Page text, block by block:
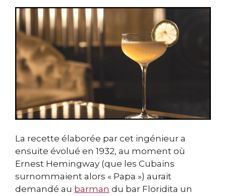
La recette élaborée par cet ingénieur a
ensuite évolué en 1932, au moment où
Ernest Hemingway (que les Cubains
surnommaient alors « Papa ») aurait
demandé au barman du bar Floridita un